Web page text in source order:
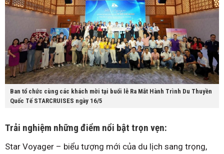
Ban tổ chức cùng các khách mời tại buổi lễ Ra Mắt Hành Trình Du Thuyền
Quốc Tế STARCRUISES ngày 16/5
Trải nghiệm những điểm nổi bật trọn vẹn:
Star Voyager – biểu tượng mới của du lịch sang trọng,